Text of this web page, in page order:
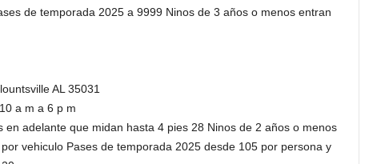
de temporada 2025 a 9999 Ninos de 3 años o menos entran
AL 35031
a m a 6 p m
en adelante que midan hasta 4 pies 28 Ninos de 2 años o menos
vehiculo Pases de temporada 2025 desde 105 por persona y